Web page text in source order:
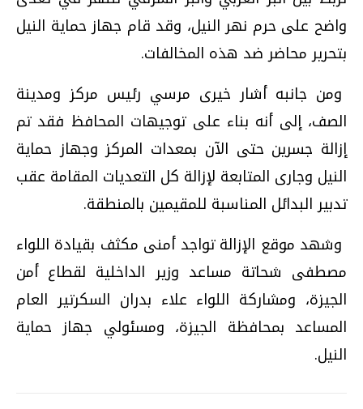
واضح على حرم نهر النيل، وقد قام جهاز حماية النيل
بتحرير محاضر ضد هذه المخالفات.
ومن جانبه أشار خيرى مرسي رئيس مركز ومدينة
الصف، إلى أنه بناء على توجيهات المحافظ فقد تم
إزالة جسرين حتى الآن بمعدات المركز وجهاز حماية
النيل وجارى المتابعة لإزالة كل التعديات المقامة عقب
تدبير البدائل المناسبة للمقيمين بالمنطقة.
وشهد موقع الإزالة تواجد أمنى مكثف بقيادة اللواء
مصطفى شحاتة مساعد وزير الداخلية لقطاع أمن
الجيزة، ومشاركة اللواء علاء بدران السكرتير العام
المساعد بمحافظة الجيزة، ومسئولي جهاز حماية
النيل.